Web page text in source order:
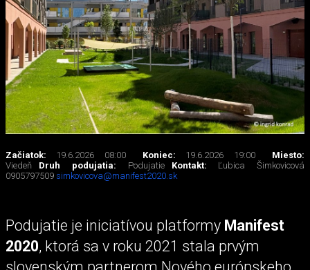
Začiatok: 19.6.2026 08:00 Koniec: 19.6.2026 19:00
Miesto:
Viedeň
Druh podujatia: Podujatie Kontakt: Ľubica Šimkovicová
0905797509 simkovicova@manifest2020.sk
Podujatie je iniciatívou platformy Manifest
2020, ktorá sa v roku 2021 stala prvým